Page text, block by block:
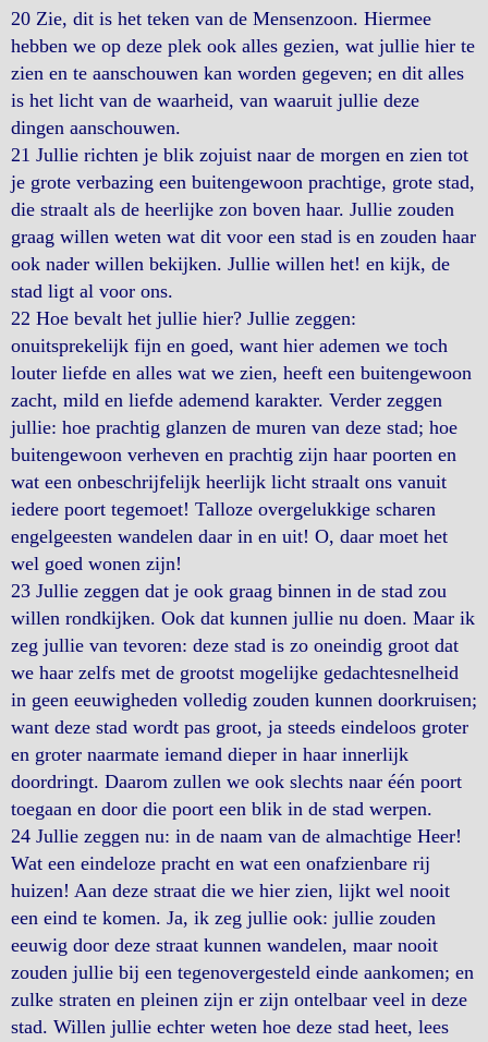
20 Zie, dit is het teken van de Mensenzoon. Hiermee
hebben we op deze plek ook alles gezien, wat jullie hier te
zien en te aanschouwen kan worden gegeven; en dit alles
is het licht van de waarheid, van waaruit jullie deze
dingen aanschouwen.
21 Jullie richten je blik zojuist naar de morgen en zien tot
je grote verbazing een buitengewoon prachtige, grote stad,
die straalt als de heerlijke zon boven haar. Jullie zouden
graag willen weten wat dit voor een stad is en zouden haar
ook nader willen bekijken. Jullie willen het! en kijk, de
stad ligt al voor ons.
22 Hoe bevalt het jullie hier? Jullie zeggen:
onuitsprekelijk fijn en goed, want hier ademen we toch
louter liefde en alles wat we zien, heeft een buitengewoon
zacht, mild en liefde ademend karakter. Verder zeggen
jullie: hoe prachtig glanzen de muren van deze stad; hoe
buitengewoon verheven en prachtig zijn haar poorten en
wat een onbeschrijfelijk heerlijk licht straalt ons vanuit
iedere poort tegemoet! Talloze overgelukkige scharen
engelgeesten wandelen daar in en uit! O, daar moet het
wel goed wonen zijn!
23 Jullie zeggen dat je ook graag binnen in de stad zou
willen rondkijken. Ook dat kunnen jullie nu doen. Maar ik
zeg jullie van tevoren: deze stad is zo oneindig groot dat
we haar zelfs met de grootst mogelijke gedachtesnelheid
in geen eeuwigheden volledig zouden kunnen doorkruisen;
want deze stad wordt pas groot, ja steeds eindeloos groter
en groter naarmate iemand dieper in haar innerlijk
doordringt. Daarom zullen we ook slechts naar één poort
toegaan en door die poort een blik in de stad werpen.
24 Jullie zeggen nu: in de naam van de almachtige Heer!
Wat een eindeloze pracht en wat een onafzienbare rij
huizen! Aan deze straat die we hier zien, lijkt wel nooit
een eind te komen. Ja, ik zeg jullie ook: jullie zouden
eeuwig door deze straat kunnen wandelen, maar nooit
zouden jullie bij een tegenovergesteld einde aankomen; en
zulke straten en pleinen zijn er zijn ontelbaar veel in deze
stad. Willen jullie echter weten hoe deze stad heet, lees